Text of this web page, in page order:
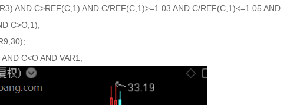
AND C>REF(C,1) AND C/REF(C,1)>=1.03 AND C/REF(C,1)<=1.05 AND
C>O,1);
C<O AND VAR1;